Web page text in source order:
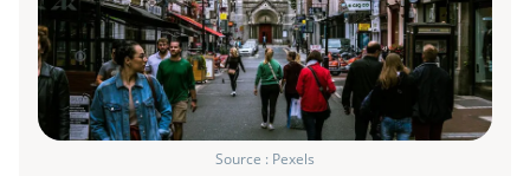
Source : Pexels